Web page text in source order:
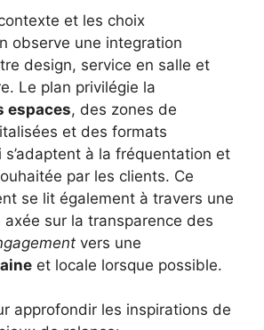
et les choix
observe une integration
design, service en salle et
Le plan privilégie la
espaces, des zones de
et des formats
à la fréquentation et
par les clients. Ce
se lit également à travers une
axée sur la transparence des
vers une
et locale lorsque possible.
approfondir les inspirations de